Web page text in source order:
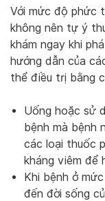
Với mức độ phức
không nên tự ý
khám ngay khi
hướng dẫn của
thể điều trị bằng
Uống hoặc sử
bệnh mà bệnh
các loại thuốc
kháng viêm để
Khi bệnh ở
đến đời sống